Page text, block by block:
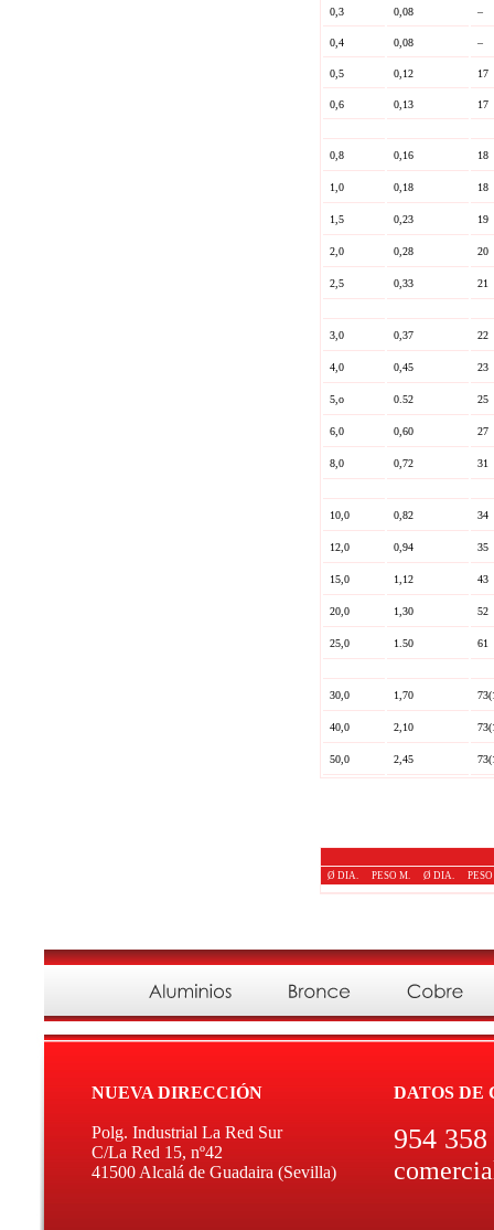
0,3 0,08 –
0,4 0,08 –
0,5 0,12 17
0,6 0,13 17
0,8 0,16 18
1,0 0,18 18
1,5 0,23 19
2,0 0,28 20
2,5 0,33 21
3,0 0,37 22
4,0 0,45 23
5,o 0.52 25
6,0 0,60 27
8,0 0,72 31
10,0 0,82 34
12,0 0,94 35
15,0 1,12 43
20,0 1,30 52
25,0 1.50 61
30,0 1,70
40,0 2,10
50,0 2,45
Ø DIA. PESO M. Ø DIA.
NUEVA DIRECCIÓN
Polg. Industrial La Red Sur
C/La Red 15, nº42
41500 Alcalá de Guadaira (Sevilla)
DATOS DE
954